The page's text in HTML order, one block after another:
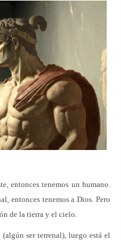
entonces tenemos un humano.
entonces tenemos a Dios. Pero
de la tierra y el cielo.
ser terrenal), luego está el